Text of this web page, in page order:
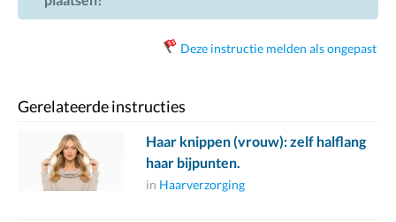
Deze instructie melden als ongepast
Gerelateerde instructies
Haar knippen (vrouw): zelf halflang
haar bijpunten.
in Haarverzorging